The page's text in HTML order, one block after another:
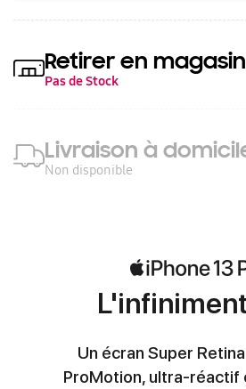
Retirer en magasin
Pas de Stock
Livraison à
Non disponible
Un écran Super
ProMotion, ultra-réactif